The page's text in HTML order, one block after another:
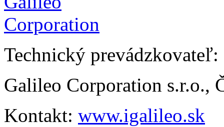
Technický prevádzkovateľ:
Galileo Corporation s.r.o.,
Kontakt: www.igalileo.sk